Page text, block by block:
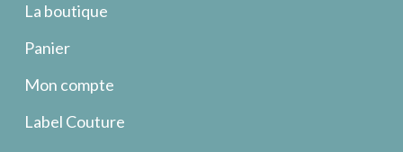
La boutique
Panier
Mon compte
Label Couture